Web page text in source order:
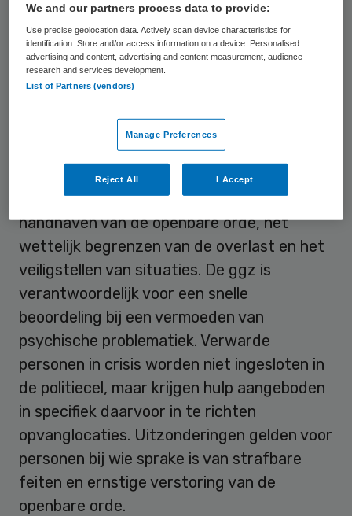
geestelijke gezondheidszorg in Nederland.
De kern hiervan richt zich op crisissituaties
met verwarde personen. Deze worden door
de politie en geestelijke gezondheidszorg
Verwarde personen
De politie is verantwoordelijk voor het
handhaven van de openbare orde, het
wettelijk begrenzen van de overlast en het
veiligstellen van situaties. De ggz is
verantwoordelijk voor een snelle
beoordeling bij een vermoeden van
psychische problematiek. Verwarde
personen in crisis worden niet ingesloten in
de politiecel, maar krijgen hulp aangeboden
in specifiek daarvoor in te richten
opvanglocaties. Uitzonderingen gelden voor
personen bij wie sprake is van strafbare
feiten en ernstige verstoring van de
openbare orde.
We and our partners process data to provide:
Use precise geolocation data. Actively scan device characteristics for
identification. Store and/or access information on a device. Personalised
advertising and content, advertising and content measurement, audience
research and services development.
List of Partners (vendors)
Manage Preferences
Reject All I Accept